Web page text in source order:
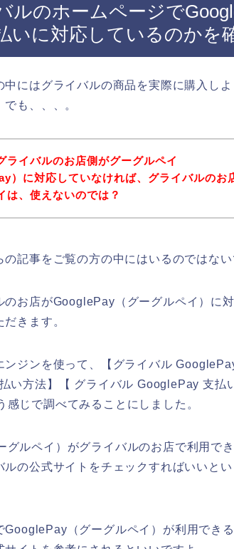
ルのホームページで
いに対応しているのかを
中にはグライバルの商品を実際に購入し
も、、、。
ライバルのお店側がグーグルペイ
）に対応していなければ、グライバルのお
は、使えないのでは？
記事をご覧の方の中にはいるのではない
お店がGooglePay（グーグルペイ）に
きます。
ンジンを使って、【グライバル
方法】【 グライバル GooglePay 支払
じで調べてみることにしました。
グルペイ）がグライバルのお店で利用で
ルの公式サイトをチェックすればいいと
GooglePay（グーグルペイ）が利用でき